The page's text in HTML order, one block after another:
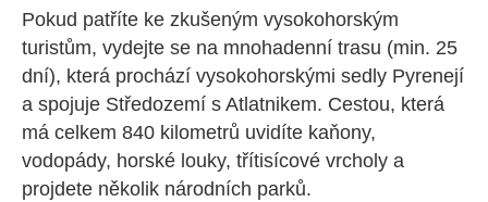
Pokud patříte ke zkušeným vysokohorským
turistům, vydejte se na mnohadenní trasu (min. 25
dní), která prochází vysokohorskými sedly Pyrenejí
a spojuje Středozemí s Atlatnikem. Cestou, která
má celkem 840 kilometrů uvidíte kaňony,
vodopády, horské louky, třítisícové vrcholy a
projdete několik národních parků.